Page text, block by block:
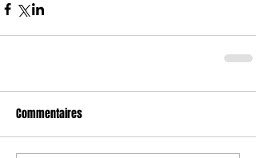
Commentaires